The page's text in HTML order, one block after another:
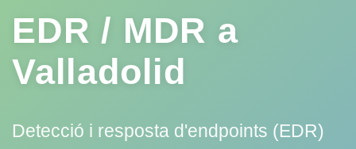
EDR / MDR a
Valladolid
Detecció i resposta d'endpoints (EDR)